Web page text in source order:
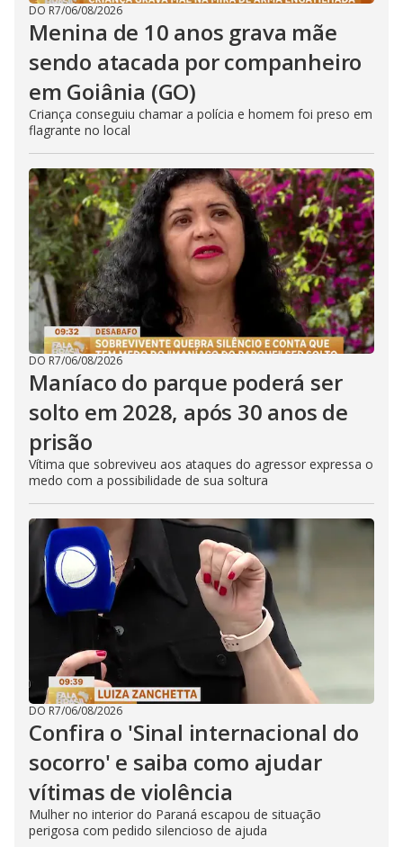
DO R7/06/08/2026
Menina de 10 anos grava mãe
sendo atacada por companheiro
em Goiânia (GO)
Criança conseguiu chamar a polícia e homem foi preso em
flagrante no local
DO R7/06/08/2026
Maníaco do parque poderá ser
solto em 2028, após 30 anos de
prisão
Vítima que sobreviveu aos ataques do agressor expressa o
medo com a possibilidade de sua soltura
DO R7/06/08/2026
Confira o 'Sinal internacional do
socorro' e saiba como ajudar
vítimas de violência
Mulher no interior do Paraná escapou de situação
perigosa com pedido silencioso de ajuda